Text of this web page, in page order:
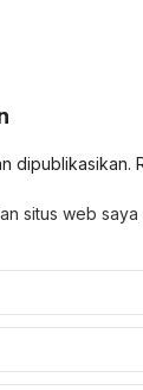
dipublikasikan.
situs web